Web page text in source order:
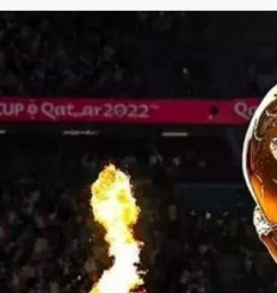
پیش‌بینی بورس امروز دوشنبه ۱۲ مرداد ماه
۱۴۰۵